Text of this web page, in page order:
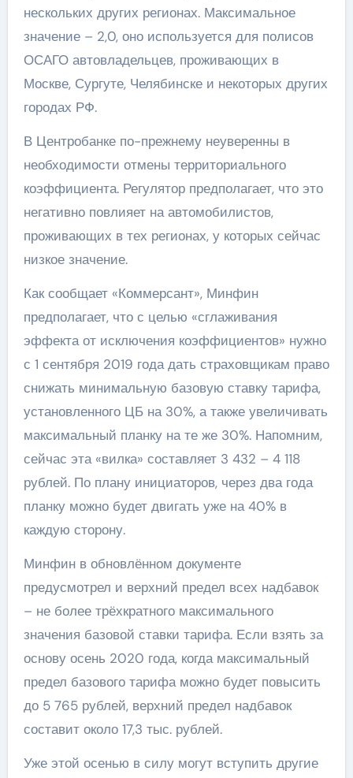
нескольких других регионах. Максимальное
значение – 2,0, оно используется для полисов
ОСАГО автовладельцев, проживающих в
Москве, Сургуте, Челябинске и некоторых других
городах РФ.
В Центробанке по-прежнему неуверенны в
необходимости отмены территориального
коэффициента. Регулятор предполагает, что это
негативно повлияет на автомобилистов,
проживающих в тех регионах, у которых сейчас
низкое значение.
Как сообщает «Коммерсант», Минфин
предполагает, что с целью «сглаживания
эффекта от исключения коэффициентов» нужно
с 1 сентября 2019 года дать страховщикам право
снижать минимальную базовую ставку тарифа,
установленного ЦБ на 30%, а также увеличивать
максимальный планку на те же 30%. Напомним,
сейчас эта «вилка» составляет 3 432 – 4 118
рублей. По плану инициаторов, через два года
планку можно будет двигать уже на 40% в
каждую сторону.
Минфин в обновлённом документе
предусмотрел и верхний предел всех надбавок
– не более трёхкратного максимального
значения базовой ставки тарифа. Если взять за
основу осень 2020 года, когда максимальный
предел базового тарифа можно будет повысить
до 5 765 рублей, верхний предел надбавок
составит около 17,3 тыс. рублей.
Уже этой осенью в силу могут вступить другие